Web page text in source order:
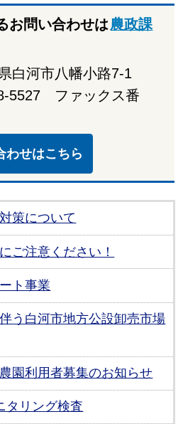
お問い合わせは農政課
白河市八幡小路7-1
5527 ファックス番
わせはこちら
策について
ご注意ください！
ト事業
う白河市地方公設卸売市場
園利用者募集のお知らせ
タリング検査